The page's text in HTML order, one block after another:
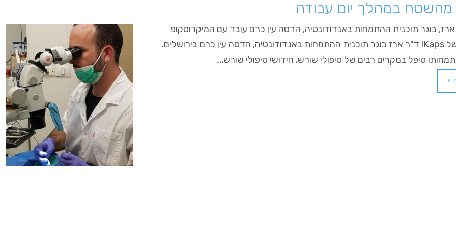
מהשטח במהלך יום עבודה
בוגר תוכנית ההתמחות באנדודונטיה, הדסה עין כרם עובד עם המיקרוסקופ
החדשני של Kaps! ד"ר ארז בוגר תוכנית ההתמחות באנדודונטיה, הדסה עין כרם בירושלים.
טיפל במקרים רבים של טיפולי שורש, חידושי טיפולי שורש,…